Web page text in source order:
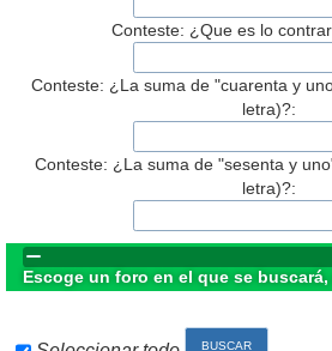
Conteste: ¿Que es lo
Conteste: ¿La suma de "cuarenta y
letra)?:
Conteste: ¿La suma de "sesenta y
letra)?:
Escoge un foro en el que se